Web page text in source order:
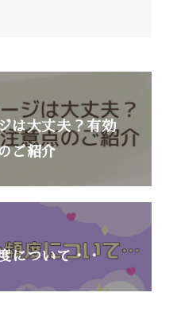
は大丈夫？有効
ご紹介
について・・